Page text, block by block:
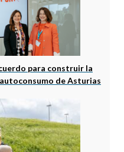
para construir la
de Asturias